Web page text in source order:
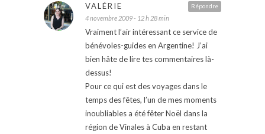
Répondre
VALÉRIE
4 novembre 2009 - 12 h 28 min
Vraiment l’air intéressant ce service de
bénévoles-guides en Argentine! J’ai
bien hâte de lire tes commentaires là-
dessus!
Pour ce qui est des voyages dans le
temps des fêtes, l’un de mes moments
inoubliables a été fêter Noël dans la
région de Vinales à Cuba en restant